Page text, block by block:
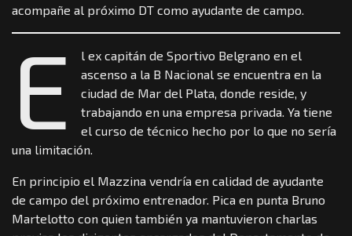
acompañe al próximo DT como ayudante de campo.
E
l ex capitán de Sportivo Belgrano en el
ascenso a la B Nacional se encuentra en la
ciudad de Mar del Plata, donde reside, y
trabajando en una empresa privada. Ya tiene
el curso de técnico hecho por lo que no sería
una limitación.
En principio el Mazzina vendría en calidad de ayudante
de campo del próximo entrenador. Pica en punta Bruno
Martelotto con quien también ya mantuvieron charlas